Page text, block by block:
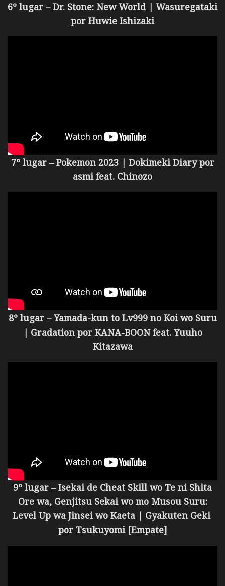
6º lugar – Dr. Stone: New World | Wasuregataki
por Huwie Ishizaki
7º lugar – Pokemon 2023 | Dokimeki Diary por
asmi feat. Chinozo
8º lugar – Yamada-kun to Lv999 no Koi wo Suru
| Gradation por KANA-BOON feat. Yuuho
Kitazawa
9º lugar – Isekai de Cheat Skill wo Te ni Shita
Ore wa, Genjitsu Sekai wo mo Musou Suru:
Level Up wa Jinsei wo Kaeta | Gyakuten Geki
por Tsukuyomi [Empate]